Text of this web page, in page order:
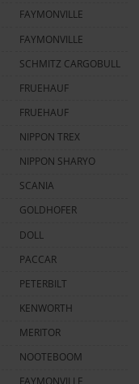
FAYMONVILLE
FAYMONVILLE
SCHMITZ CARGOBULL
FRUEHAUF
FRUEHAUF
NIPPON TREX
NIPPON SHARYO
SCANIA
GOLDHOFER
DOLL
PACCAR
PETERBILT
KENWORTH
MERITOR
NOOTEBOOM
FAYMONVILLE